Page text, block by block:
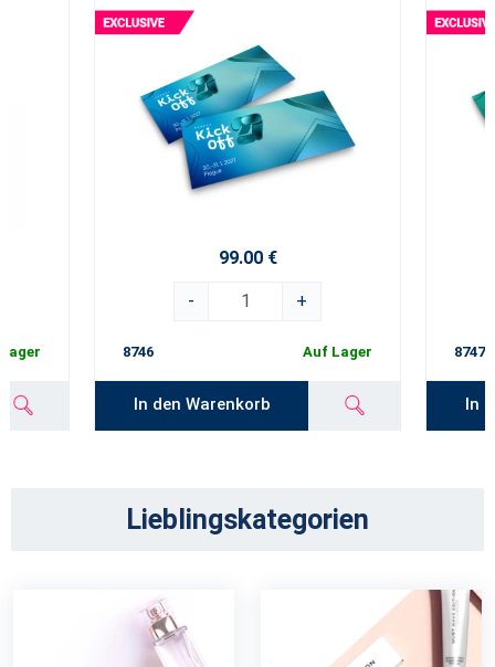
99.00 €
- +
8746 Auf Lager
In den Warenkorb
8747
In
Lieblingskategorien